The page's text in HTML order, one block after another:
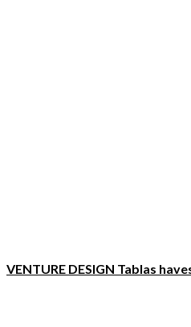
VENTURE DESIGN Tablas